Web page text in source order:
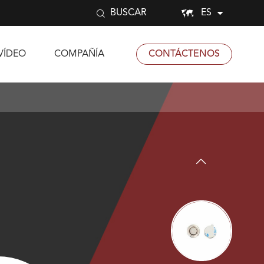
 BUSCAR  ES
COMPAÑÍA CONTÁCTENOS
